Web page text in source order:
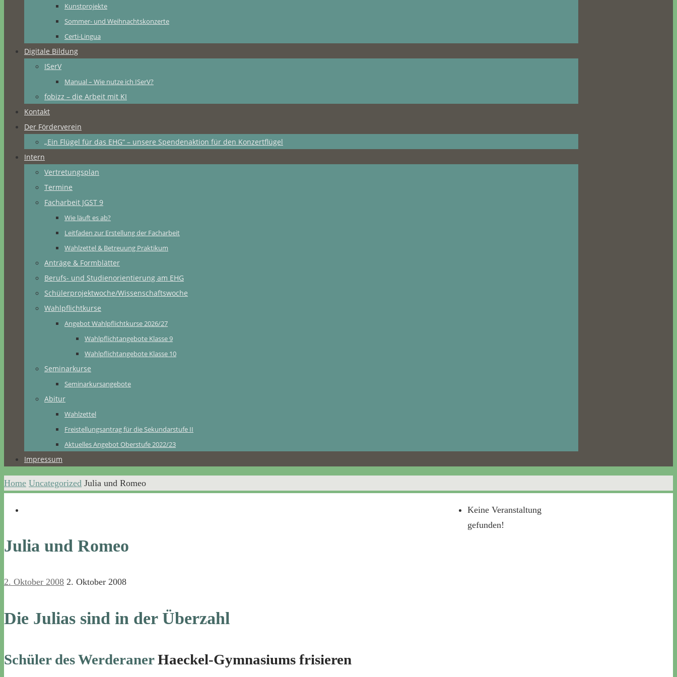
Kunstprojekte
Sommer- und Weihnachtskonzerte
Certi-Lingua
Digitale Bildung
ISerV
Manual – Wie nutze ich ISerV?
fobizz – die Arbeit mit KI
Kontakt
Der Förderverein
„Ein Flügel für das EHG“ – unsere Spendenaktion für den Konzertflügel
Intern
Vertretungsplan
Termine
Facharbeit JGST 9
Wie läuft es ab?
Leitfaden zur Erstellung der Facharbeit
Wahlzettel & Betreuung Praktikum
Anträge & Formblätter
Berufs- und Studienorientierung am EHG
Schülerprojektwoche/Wissenschaftswoche
Wahlpflichtkurse
Angebot Wahlpflichtkurse 2026/27
Wahlpflichtangebote Klasse 9
Wahlpflichtangebote Klasse 10
Seminarkurse
Seminarkursangebote
Abitur
Wahlzettel
Freistellungsantrag für die Sekundarstufe II
Aktuelles Angebot Oberstufe 2022/23
Impressum
Home Uncategorized Julia und Romeo
Julia und Romeo
2. Oktober 2008 2. Oktober 2008
Die Julias sind in der Überzahl
Schüler des WerderanerHaeckel-Gymnasiums frisieren
Keine Veranstaltung
gefunden!